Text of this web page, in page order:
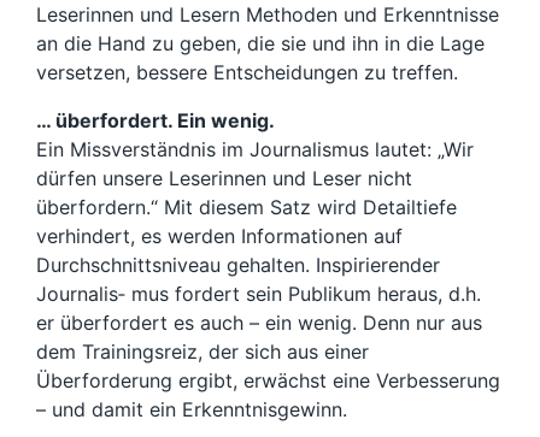
Leserinnen und Lesern Methoden und Erkenntnisse
an die Hand zu geben, die sie und ihn in die Lage
versetzen, bessere Entscheidungen zu treffen.
… überfordert. Ein wenig.
Ein Missverständnis im Journalismus lautet: „Wir
dürfen unsere Leserinnen und Leser nicht
überfordern.“ Mit diesem Satz wird Detailtiefe
verhindert, es werden Informationen auf
Durchschnittsniveau gehalten. Inspirierender
Journalis‐ mus fordert sein Publikum heraus, d.h.
er überfordert es auch – ein wenig. Denn nur aus
dem Trainingsreiz, der sich aus einer
Überforderung ergibt, erwächst eine Verbesserung
– und damit ein Erkenntnisgewinn.